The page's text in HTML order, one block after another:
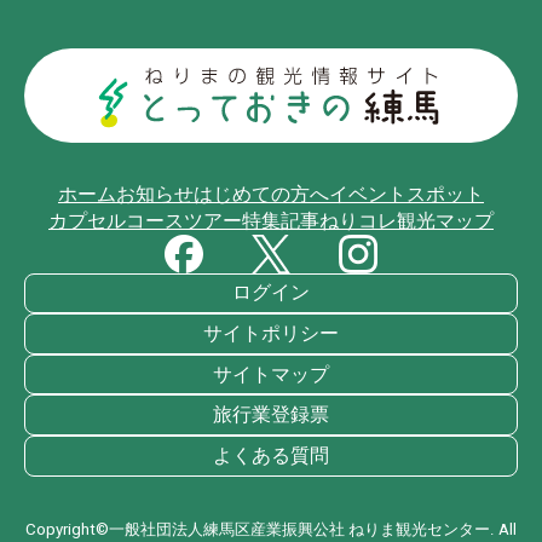
ホームお知らせはじめての方へイベント スポット
カプセルコースツアー特集記事ねりコレ観光マップ
ログイン
サイトポリシー
サイトマップ
旅行業登録票
よくある質問
Copyright©一般社団法人練馬区産業振興公社 ねりま観光センター. All